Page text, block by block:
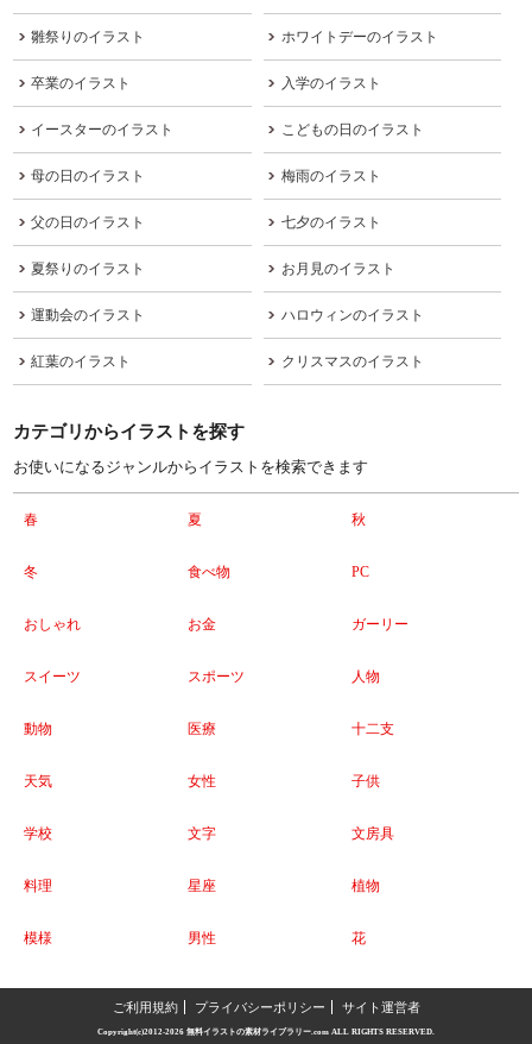
雛祭りのイラスト ホワイトデーのイラスト
卒業のイラスト 入学のイラスト
イースターのイラスト こどもの日のイラスト
母の日のイラスト 梅雨のイラスト
父の日のイラスト 七夕のイラスト
夏祭りのイラスト お月見のイラスト
運動会のイラスト ハロウィンのイラスト
紅葉のイラスト クリスマスのイラスト
カテゴリからイラストを探す
お使いになるジャンルからイラストを検索できます
春 夏 秋
冬 食べ物 PC
おしゃれ お金 ガーリー
スイーツ スポーツ 人物
動物 医療 十二支
天気 女性 子供
学校 文字 文房具
料理 星座 植物
模様 男性 花
ご利用規約 プライバシーポリシー サイト運営者
Copyright(c)2012-2026 無料イラストの素材ライブラリー.com ALL RIGHTS RESERVED.